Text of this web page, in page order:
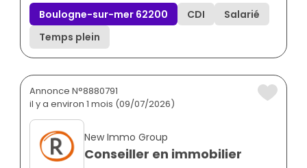
Boulogne-sur-mer 62200 CDI
Salarié
Temps plein
Annonce N°8880791
il y a environ 1 mois (09/07/2026)
New Immo Group
Conseiller en immobilier